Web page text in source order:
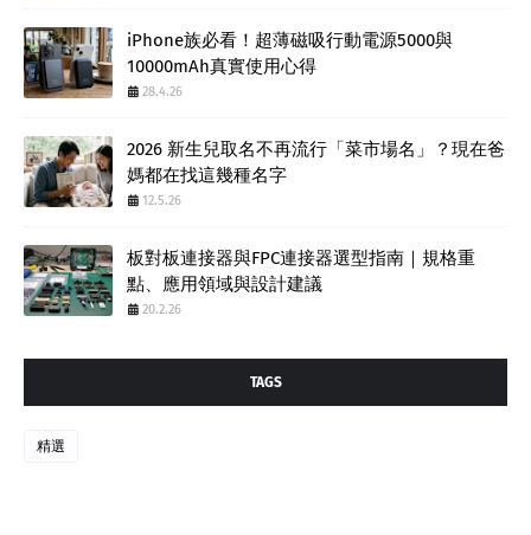
iPhone族必看！超薄磁吸行動電源5000與
10000mAh真實使用心得
28.4.26
2026 新生兒取名不再流行「菜市場名」？現在爸
媽都在找這幾種名字
12.5.26
板對板連接器與FPC連接器選型指南｜規格重
點、應用領域與設計建議
20.2.26
TAGS
精選